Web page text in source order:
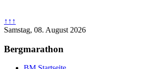
↑↑↑
Samstag, 08. August 2026
Bergmarathon